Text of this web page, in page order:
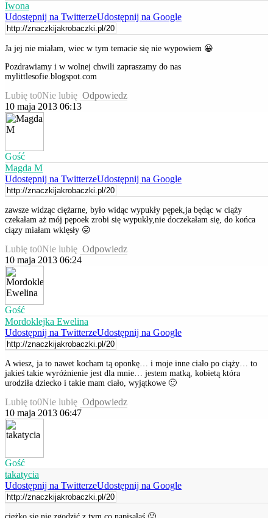
Iwona
Udostępnij na TwitterzeUdostępnij na Google
Ja jej nie miałam, wiec w tym temacie się nie wypowiem 😀
Pozdrawiamy i w wolnej chwili zapraszamy do nas
mylittlesofie.blogspot.com
Lubię to0Nie lubię Odpowiedz
10 maja 2013 06:13
Gość
Magda M
Udostępnij na TwitterzeUdostępnij na Google
zawsze widząc ciężarne, było widąc wypukły pępek,ja będąc w ciąży
czekałam aż mój pępoek zrobi się wypukły,nie doczekałam się, do końca
ciązy miałam wklęsły 😛
Lubię to0Nie lubię Odpowiedz
10 maja 2013 06:24
Gość
Mordoklejka Ewelina
Udostępnij na TwitterzeUdostępnij na Google
A wiesz, ja to nawet kocham tą oponkę… i moje inne ciało po ciąży… to
jakieś takie wyróżnienie jest dla mnie… jestem matką, kobietą która
urodziła dziecko i takie mam ciało, wyjątkowe 🙂
Lubię to0Nie lubię Odpowiedz
10 maja 2013 06:47
Gość
takatycia
Udostępnij na TwitterzeUdostępnij na Google